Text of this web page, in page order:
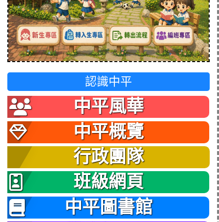
認識中平
中平風華
中平概覽
行政團隊
班級網頁
中平圖書館